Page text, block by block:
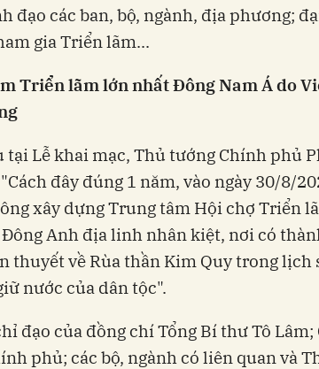
đạo các ban, bộ, ngành, địa phương;
gia Triển lãm...
Triển lãm lớn nhất Đông Nam Á do
tại Lễ khai mạc, Thủ tướng Chính phủ
đây đúng 1 năm, vào ngày 30/8/
xây dựng Trung tâm Hội chợ Triển
Anh địa linh nhân kiệt, nơi có
thuyết về Rùa thần Kim Quy trong lịch
nước của dân tộc".
đạo của đồng chí Tổng Bí thư Tô
phủ; các bộ, ngành có liên quan và